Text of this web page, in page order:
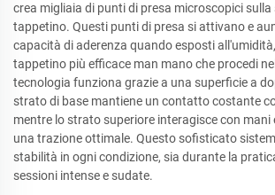
crea migliaia di punti di presa microscopici sulla
tappetino. Questi punti di presa si attivano e
capacità di aderenza quando esposti
tappetino più efficace man mano che procedi
tecnologia funziona grazie a una superficie a
strato di base mantiene un contatto costante
mentre lo strato superiore interagisce con mani
una trazione ottimale. Questo sofisticato
stabilità in ogni condizione, sia durante la
sessioni intense e sudate.